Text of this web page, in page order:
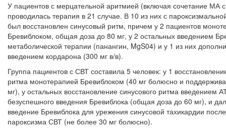
У пациентов с мерцательной аритмией (включая сочетание МА
проводилась терапия в 21 случае. В 10 из них с
был восстановлен синусовый ритм, причем у 2 пациен­тов
Бревиблоком, общая доза до 80 мг, у 2 остальных вве­дением
метаболической терапии (панангин, MgS04) и у 1 из них
введением кордарона (300 мг в/в).
Группа пациентов с СВТ составила 5 человек: у 1
ритма монотерапией Бревиблоком (40 мг болюсно и
мг), у остальных восстановление синусового ритма введением
безуспешного введения Бревиблока (общая доза до 60 мг), и
введение Бревиблока для урежения синусовой тахи­кардии
пароксизма СВТ (не более 30 мг болюсно).